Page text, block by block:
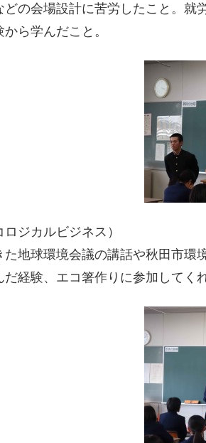
どの会場設計に苦労したこと。就
から学んだこと。
ロジカルビジネス）
た地球環境会議の講話や秋田市環
だ経験、エコ箸作りに参加してく